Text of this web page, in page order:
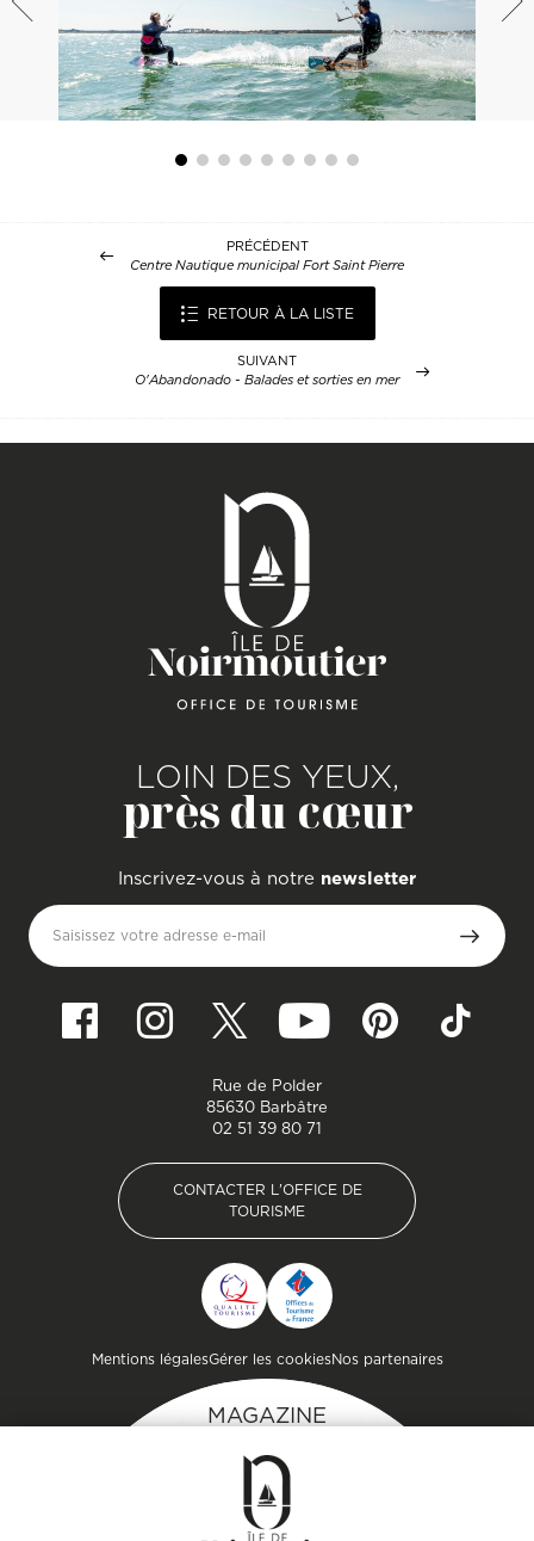
PRÉCÉDENT
Centre Nautique municipal Fort Saint Pierre
RETOUR À LA LISTE
SUIVANT
O'Abandonado - Balades et sorties en mer
Mentions légalesGérer les cookiesNos partenaires
MAGAZINE
Inspirez-vous et
préparez votre séjour
sur l'île de Noirmoutier !
LOIN DES YEUX,
près du cœur
Inscrivez-vous à notre newsletter
Saisissez votre adresse e-mail
Rue de Polder
85630 Barbâtre
02 51 39 80 71
CONTACTER L'OFFICE DE
TOURISME
CONTACTER L'OFFICE DE
TOURISME